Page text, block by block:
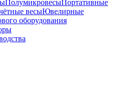
ПолумикровесыПортативные
весыЮвелирные
оборудования